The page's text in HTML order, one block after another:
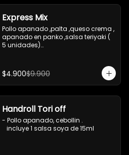
Express Mix
Pollo apanado ,palta ,queso crema ,
apanado en panko ,salsa teriyaki (
5 unidades)
incluye 1 salsa de soya de 15 ml
$4.900$9.900
Handroll Tori off
- Pollo apanado, cebollin .
   incluye 1 salsa soya de 15ml